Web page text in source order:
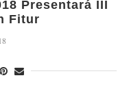
Presentará III
Fitur